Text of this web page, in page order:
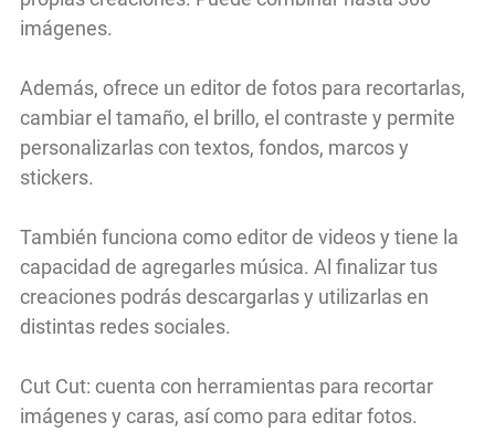
imágenes.
Además, ofrece un editor de fotos para recortarlas,
cambiar el tamaño, el brillo, el contraste y permite
personalizarlas con textos, fondos, marcos y
stickers.
También funciona como editor de videos y tiene la
capacidad de agregarles música. Al finalizar tus
creaciones podrás descargarlas y utilizarlas en
distintas redes sociales.
Cut Cut: cuenta con herramientas para recortar
imágenes y caras, así como para editar fotos.